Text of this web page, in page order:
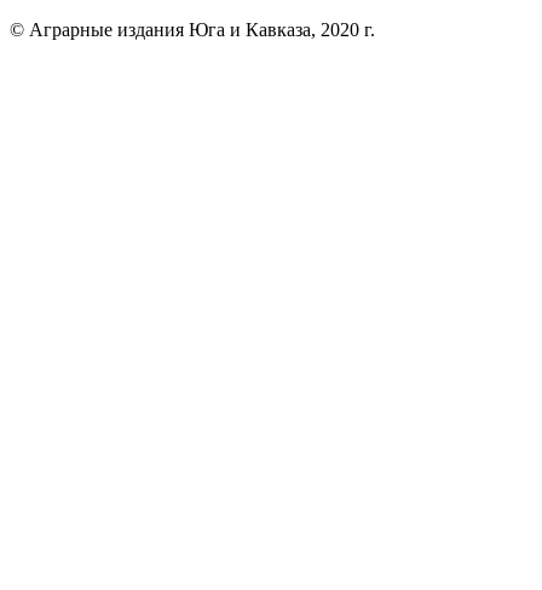
© Аграрные издания Юга и Кавказа, 2020 г.